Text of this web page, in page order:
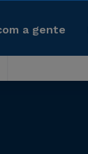
a gente